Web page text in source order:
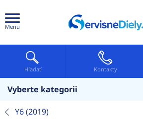
Menu
Hľadať Kontakty
Vyberte kategorii
Y6 (2019)